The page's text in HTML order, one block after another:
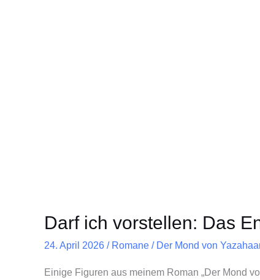
Darf ich vorstellen: Das
24. April 2026 / Romane / Der Mond von
Einige Figuren aus meinem Roman „Der Mond